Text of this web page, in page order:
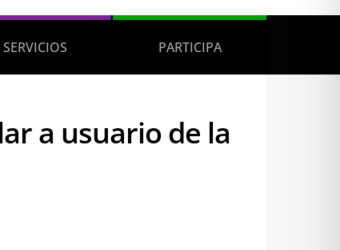
SERVICIOS PARTICIPA
a usuario de la